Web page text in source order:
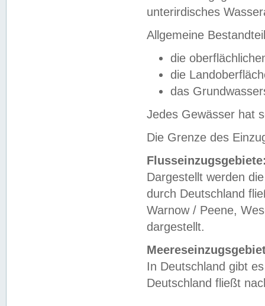
unterirdisches
Allgemeine
die
die
das
Jedes Gewässer hat
Die Grenze des
Dargestellt werden
durch Deutschland
Warnow / Peene,
dargestellt.
In Deutschland gibt
Deutschland fließt